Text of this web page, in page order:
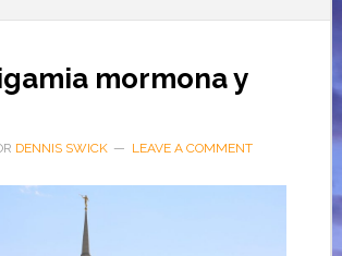
mormona y
DENNIS SWICK LEAVE A COMMENT